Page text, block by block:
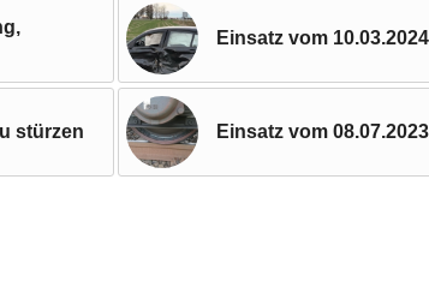
Einsatz vom
stürzen Einsatz vom